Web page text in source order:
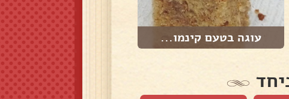
עוגה בטעם קינמו...